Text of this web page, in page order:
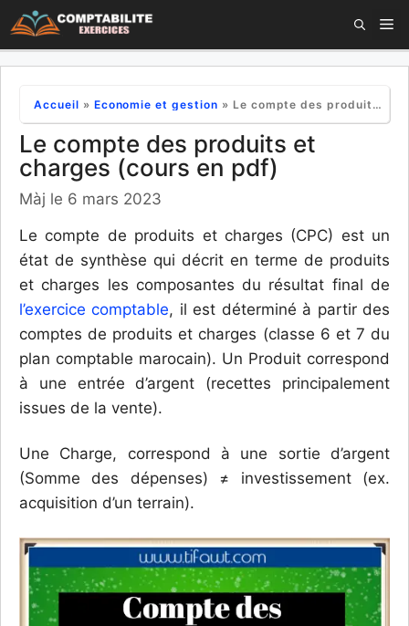
Aller
au
Accueil » Economie et gestion » Le compte des produits et charges (cours en pdf)
Le compte des produits et
charges (cours en pdf)
Màj le 6 mars 2023
Le compte de produits et charges (CPC) est un
état de synthèse qui décrit en terme de produits
et charges les composantes du résultat final de
l’exercice comptable, il est déterminé à partir des
comptes de produits et charges (classe 6 et 7 du
plan comptable marocain). Un Produit correspond
à une entrée d’argent (recettes principalement
issues de la vente).
Une Charge, correspond à une sortie d’argent
(Somme des dépenses) ≠ investissement (ex.
acquisition d’un terrain).